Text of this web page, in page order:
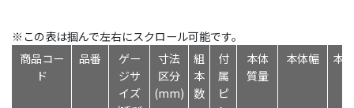
※この表は掴んで左右にスクロール可能です。
商品コー
ド
品番
ゲー
ジサ
イズ
寸法
区分
(mm)
組
本
数
付
属
ピ
本体
質量
本体幅
本